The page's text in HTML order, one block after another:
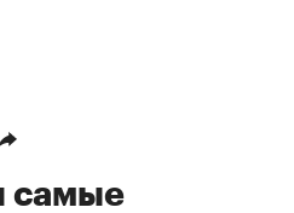
самые